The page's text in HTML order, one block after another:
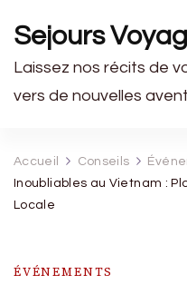
Sejours
Laissez nos récits de
vers de nouvelles
Accueil Conseils
Inoubliables au Vietnam :
Locale
ÉVÉNEMENTS